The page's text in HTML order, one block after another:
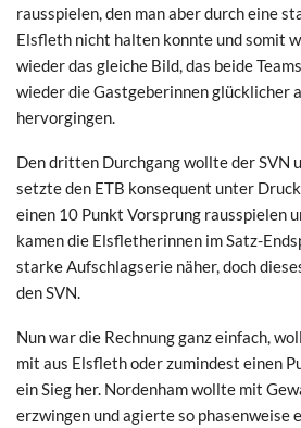
rausspielen, den man aber durch eine
Elsfleth nicht halten konnte und somit
wieder das gleiche Bild, das beide
wieder die Gastgeberinnen glücklicher
hervorgingen.
Den dritten Durchgang wollte der SVN
setzte den ETB konsequent unter
einen 10 Punkt Vorsprung rausspielen
kamen die Elsfletherinnen im Satz-
starke Aufschlagserie näher, doch
den SVN.
Nun war die Rechnung ganz einfach,
mit aus Elsfleth oder zumindest einen
ein Sieg her. Nordenham wollte mit
erzwingen und agierte so phasenweise